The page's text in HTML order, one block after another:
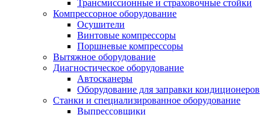
Трансмиссионные и страховочные стойки
Компрессорное оборудование
Осушители
Винтовые компрессоры
Поршневые компрессоры
Вытяжное оборудование
Диагностическое оборудование
Автосканеры
Оборудование для заправки кондиционеров
Станки и специализированное оборудование
Выпрессовщики